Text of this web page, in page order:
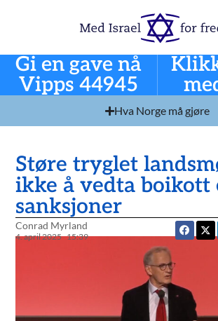
Gi en gave nå
Vipps 44945
Hva Norge må gjøre
Støre tryglet
ikke å vedta boikott
sanksjoner
Conrad Myrland
4. april 2025 15:39